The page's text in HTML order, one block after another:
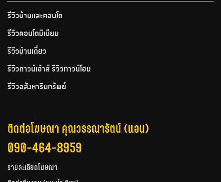
รีวิวบ้านและคอนโด
รีวิวคอนโดมิเนียม
รีวิวบ้านเดี่ยว
รีวิวทาวน์เฮ้าส์ รีวิวทาวน์โฮม
รีวิวอสังหาริมทรัพย์
ติดต่อโฆษณา คุณวรรณารัตน์ (แอน)
090-464-8959
รายละเอียดโฆษณา